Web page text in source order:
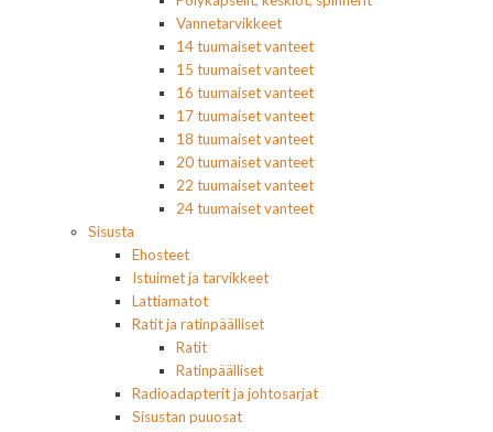
Vannetarvikkeet
14 tuumaiset vanteet
15 tuumaiset vanteet
16 tuumaiset vanteet
17 tuumaiset vanteet
18 tuumaiset vanteet
20 tuumaiset vanteet
22 tuumaiset vanteet
24 tuumaiset vanteet
Sisusta
Ehosteet
Istuimet ja tarvikkeet
Lattiamatot
Ratit ja ratinpäälliset
Ratit
Ratinpäälliset
Radioadapterit ja johtosarjat
Sisustan puuosat